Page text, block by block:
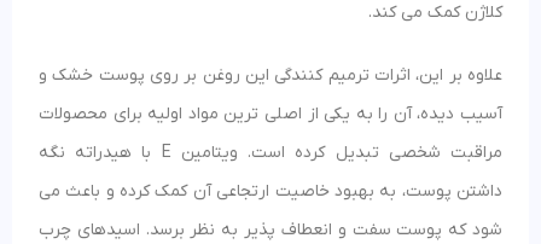
کلاژن کمک می کند.
علاوه بر این، اثرات ترمیم کنندگی این روغن بر روی پوست خشک و
آسیب دیده، آن را به یکی از اصلی ترین مواد اولیه برای محصولات
مراقبت شخصی تبدیل کرده است. ویتامین E با هیدراته نگه
داشتن پوست، به بهبود خاصیت ارتجاعی آن کمک کرده و باعث می
شود که پوست سفت و انعطاف پذیر به نظر برسد. اسیدهای چرب